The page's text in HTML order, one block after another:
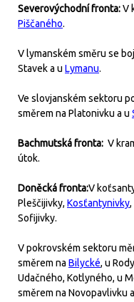
Severovýchodní fronta:V
Piščaného.
V lymanském směru se
Stavek a u Lymanu.
Ve slovjanském sektoru
směrem na Platonivku a u
Bachmutská fronta: V
útok.
Doněcká fronta:V
Pleščijivky, Kosťantynivky,
Sofijivky.
V pokrovském sektoru
směrem na Bilycké, u
Udačného, Kotlyného, u
směrem na Novopavlivku